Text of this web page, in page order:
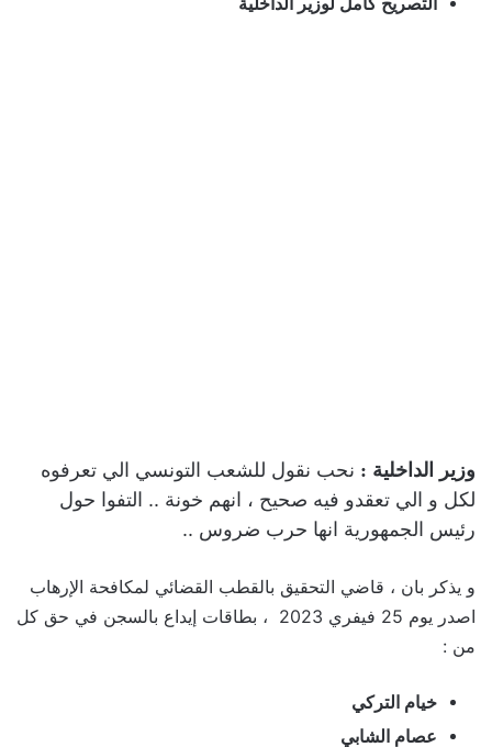
التصريح كامل لوزير الداخلية
وزير الداخلية : نحب نقول للشعب التونسي الي تعرفوه
لكل و الي تعقدو فيه صحيح ، انهم خونة .. التفوا حول
رئيس الجمهورية انها حرب ضروس ..
و يذكر بان ، قاضي التحقيق بالقطب القضائي لمكافحة الإرهاب
اصدر يوم 25 فيفري 2023 ، بطاقات إيداع بالسجن في حق كل
من :
خيام التركي
عصام الشابي